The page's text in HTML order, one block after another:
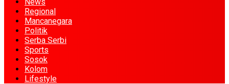
Regional
Mancanegara
Politik
Serba Serbi
Sports
Sosok
Kolom
Lifestyle